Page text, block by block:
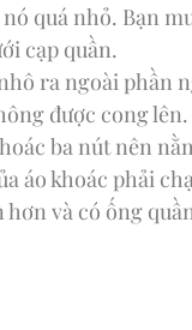
quá nhỏ. Bạn
cạp quần.
ra ngoài phần
được cong lên.
ba nút nên
áo khoác phải
hơn và có ống